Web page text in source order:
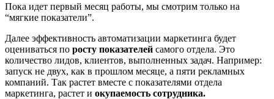
Пока идет первый месяц работы, мы смотрим только на
“мягкие показатели”.
Далее эффективность автоматизации маркетинга будет
оцениваться по росту показателей самого отдела. Это
количество лидов, клиентов, выполненных задач. Например:
запуск не двух, как в прошлом месяце, а пяти рекламных
компаний. Так растет вместе с показателями отдела
маркетинга, растет и окупаемость сотрудника.